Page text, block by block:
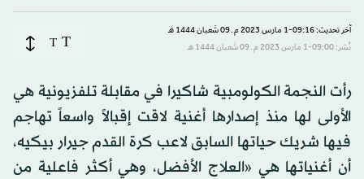
آخر تحديث: 09:16-1 مارس 2023 م ـ 09 شَعبان 1444 هـ
نُشر: 09:00-1 مارس 2023 م ـ 09 شَعبان 1444 هـ
T
T
رأت النجمة الكولومبية شاكيرا في مقابلة تلفزيونية هي
الأولى لها منذ إصدارها أغنية لاقت إقبالاً واسعاً تهاجم
فيها شريك حياتها السابق لاعب كرة القدم جيرار بيكيه،
أن أغنياتها هي «العلاج الأفضل، وهي أكثر فاعلية من